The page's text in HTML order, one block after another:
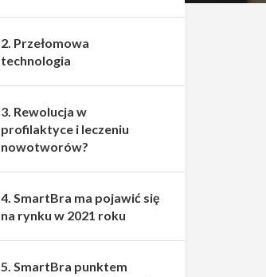
2. Przełomowa
technologia
3. Rewolucja w
profilaktyce i leczeniu
nowotworów?
4. SmartBra ma pojawić się
na rynku w 2021 roku
5. SmartBra punktem